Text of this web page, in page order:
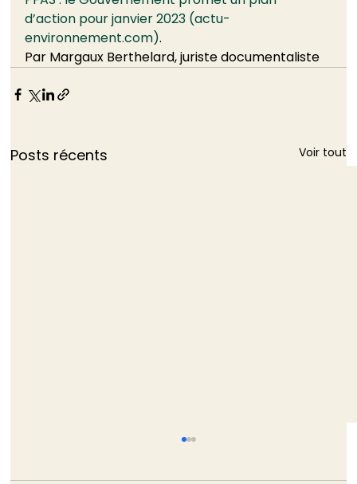
d’action pour janvier 2023 (actu-
environnement.com).
Par Margaux Berthelard, juriste documentaliste
Posts récents Voir tout